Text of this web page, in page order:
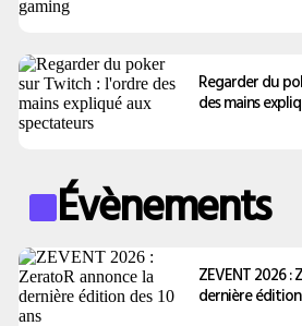
Regarder du
des mains
Évènements
ZEVENT 2026 :
dernière édition